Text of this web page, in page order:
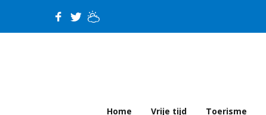
Home Vrije tijd Toerisme